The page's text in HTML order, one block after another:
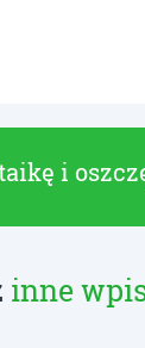
i
inne